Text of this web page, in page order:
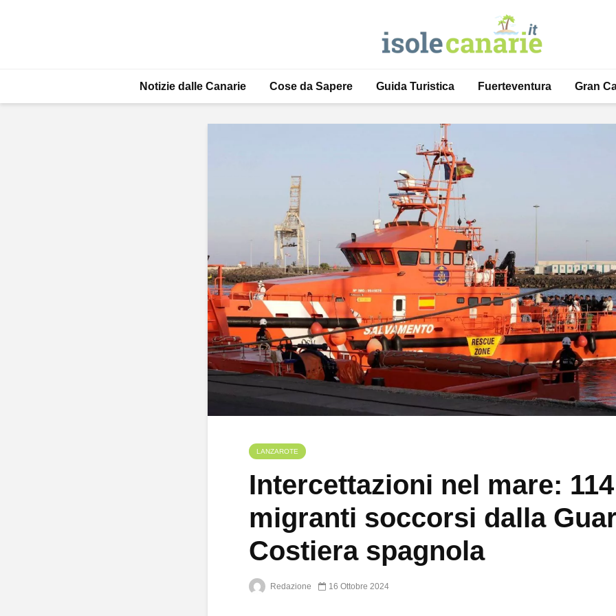
Notizie dalle Canarie Cose da Sapere Guida Turistica Fuerteventura Gran
LANZAROTE
Intercettazioni nel mare: 114
migranti soccorsi dalla
Costiera spagnola
Redazione 16 Ottobre 2024